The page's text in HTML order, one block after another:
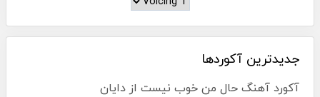
جدیدترین آکوردها
آکورد آهنگ حال من خوب نیست از دایان